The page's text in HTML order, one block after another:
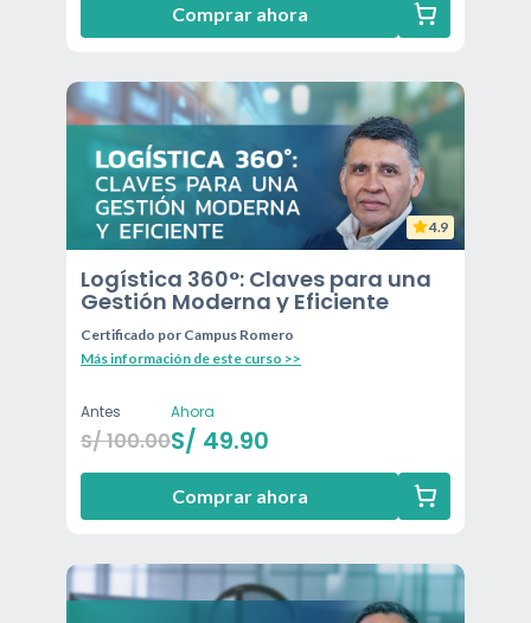
Comprar ahora
4.9
Logística 360°: Claves para una
Gestión Moderna y Eficiente
Certificado por Campus Romero
Más información de este curso >>
Antes
S/100.00
Ahora
S/ 49.90
Comprar ahora